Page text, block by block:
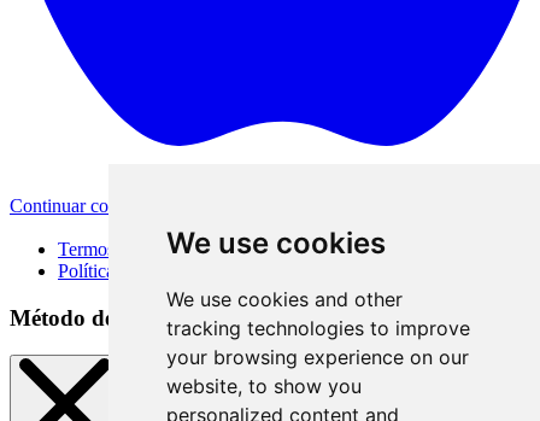
We use cookies
We use cookies and other
tracking technologies to improve
your browsing experience on our
website, to show you
personalized content and
Continuar com a Apple
Termos de Uso
Política de Privacidade
Método de acesso